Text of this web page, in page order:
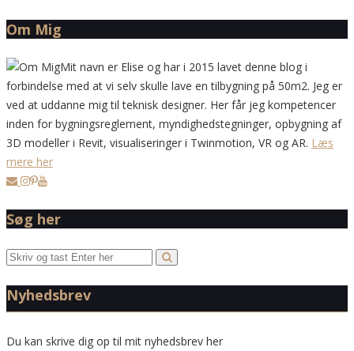
Om Mig
Mit navn er Elise og har i 2015 lavet denne blog i
forbindelse med at vi selv skulle lave en tilbygning på 50m2. Jeg er
ved at uddanne mig til teknisk designer. Her får jeg kompetencer
inden for bygningsreglement, myndighedstegninger, opbygning af
3D modeller i Revit, visualiseringer i Twinmotion, VR og AR. Læs
mere her
Søg her
Nyhedsbrev
Du kan skrive dig op til mit nyhedsbrev her